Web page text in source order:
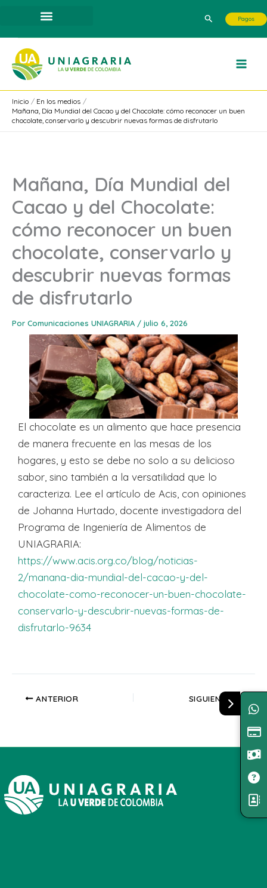
contenido
Buscar Pagos
Inicio
En los medios
Mañana, Día Mundial del Cacao y del Chocolate: cómo reconocer un buen
chocolate, conservarlo y descubrir nuevas formas de disfrutarlo
Mañana, Día Mundial del
Cacao y del Chocolate:
cómo reconocer un buen
chocolate, conservarlo y
descubrir nuevas formas
de disfrutarlo
Por Comunicaciones UNIAGRARIA / julio 6, 2026
El chocolate es un alimento que hace presencia
de manera frecuente en las mesas de los
hogares, y esto se debe no solo a su delicioso
sabor, sino también a la versatilidad que lo
caracteriza. Lee el artículo de Acis, con opiniones
de Johanna Hurtado, docente investigadora del
Programa de Ingeniería de Alimentos de
UNIAGRARIA:
https://www.acis.org.co/blog/noticias-
2/manana-dia-mundial-del-cacao-y-del-
chocolate-como-reconocer-un-buen-chocolate-
conservarlo-y-descubrir-nuevas-formas-de-
disfrutarlo-9634
ANTERIOR SIGUIENTE